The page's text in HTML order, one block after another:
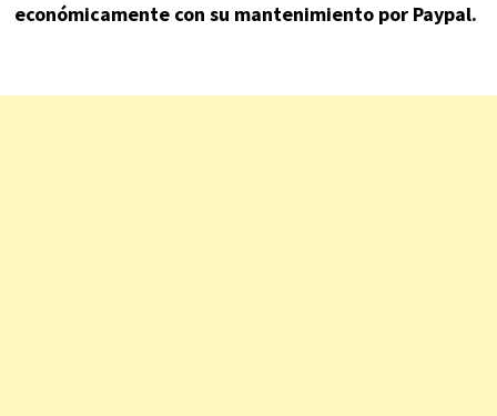
económicamente con su mantenimiento por Paypal.